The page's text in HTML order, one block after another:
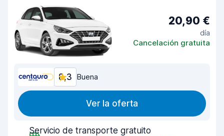
20,90 €
día
Cancelación gratuita
8,3 Buena
Ver la oferta
Servicio de transporte gratuito